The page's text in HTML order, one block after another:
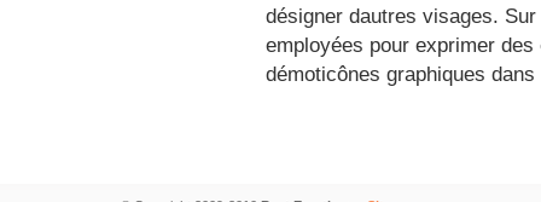
désigner dautres visages.
employées pour exprimer
démoticônes graphiques